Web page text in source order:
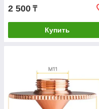
2 500 ₸
Купить